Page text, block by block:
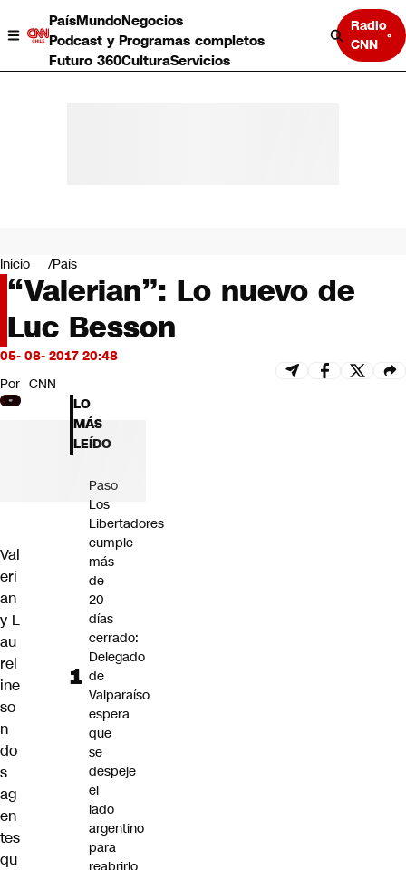
PaísMundoNegocios
Podcast y Programas completos
Futuro 360CulturaServicios
Radio
CNN
Negocios
Deportes
Programas completos
Cultura
Servicios
Bits
CNN Data
CNN tiempo
Futuro 360
Inicio País
“Valerian”: Lo nuevo de
Luc Besson
05- 08- 2017 20:48
Por CNN
Val
eri
an
y L
au
rel
ine
so
n
do
s
ag
en
tes
qu
LO
MÁS
LEÍDO
Paso
Los
Libertadores
cumple
más
de
20
días
cerrado:
Delegado
de
Valparaíso
espera
que
se
despeje
el
lado
argentino
para
reabrirlo